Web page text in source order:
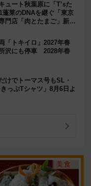
ュート秋葉原に「T’sた
莱のDNAを継ぐ「東京
門店「肉とたまご」新グ
「トキイロ」2027年春
沢にも停車 2028年春
けでトーマス号もSL・
っぷTシャツ」8月6日よ